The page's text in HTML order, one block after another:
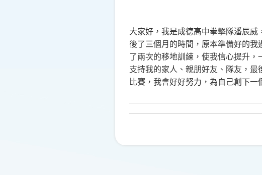
大家好，我是成德高中拳擊隊潘辰威
後了三個月的時間，原本準備好的
了兩次的移地訓練，使我信心提升，
支持我的家人、親朋好友、隊友，
比賽，我會好好努力，為自己創下一